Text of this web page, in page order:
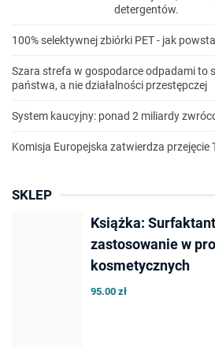
detergentów.
100% selektywnej zbiórki PET - jak
Szara strefa w gospodarce odpadami to
państwa, a nie działalności przestępczej
System kaucyjny: ponad 2 miliardy
Komisja Europejska zatwierdza przejęcie
SKLEP
Książka:
zastosowanie w
kosmetycznych
95.00 zł